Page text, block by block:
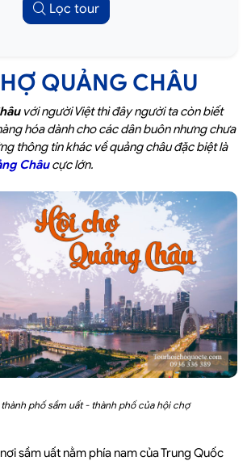
Lọc tour
QUẢNG CHÂU
với người Việt thì đây người ta còn biết
hóa dành cho các dân buôn nhưng chưa
thông tin khác về quảng châu đặc biệt là
Châucực lớn.
phố sầm uất - thành phố của hội chợ
sầm uất nằm phía nam của Trung Quốc